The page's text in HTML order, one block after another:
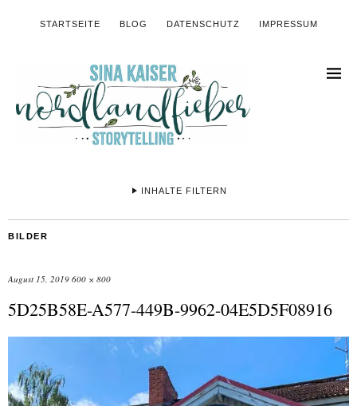
STARTSEITE BLOG DATENSCHUTZ IMPRESSUM
INHALTE FILTERN
BILDER
August 15, 2019 600 × 800
5D25B58E-A577-449B-9962-04E5D5F08916